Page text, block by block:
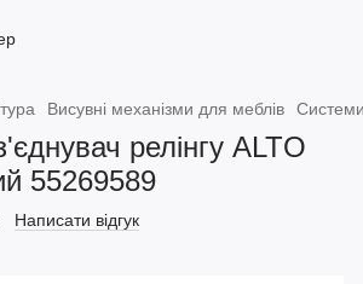
Висувні механізми для меблів
релінгу ALTO
55269589
Написати відгук